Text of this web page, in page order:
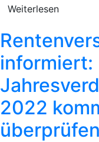
Weiterlesen
informiert:
2022
überprüfen